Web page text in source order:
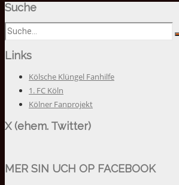
Suche
Links
Kölsche Klüngel Fanhilfe
1. FC Köln
Kölner Fanprojekt
X (ehem. Twitter)
MER SIN UCH OP FACEBOOK